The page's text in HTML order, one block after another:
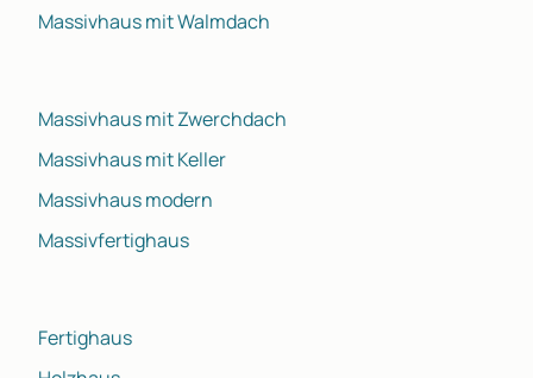
Massivhaus mit Walmdach
Massivhaus mit Zwerchdach
Massivhaus mit Keller
Massivhaus modern
Massivfertighaus
Fertighaus